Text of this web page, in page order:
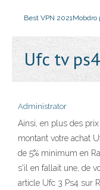
Best VPN 2021Mobdro
Ufc tv ps4
Administrator
Ainsi, en plus des
montant votre achat
de 5% minimum en
s'il en fallait une, de
article Ufc 3 Ps4 sur